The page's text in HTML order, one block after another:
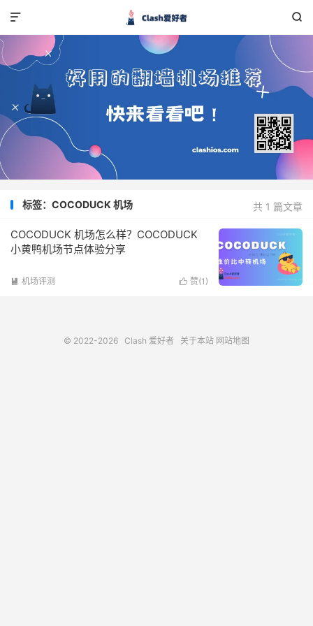


共 1 篇文章
标签：COCODUCK 机场
COCODUCK 机场怎么样？COCODUCK
小黄鸭机场节点体验分享
 赞(1 )
 机场评测
© 2022-2026 Clash 爱好者 关于本站 网站地图